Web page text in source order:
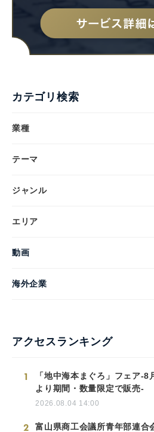
カテゴリ検索
業種
テーマ
ジャンル
エリア
動画
海外企業
アクセスランキング
1
「地中海本まぐろ」フェア-8
より期間・数量限定で販売-
2026.08.04 14:00
2 富山県商工会議所青年部連合